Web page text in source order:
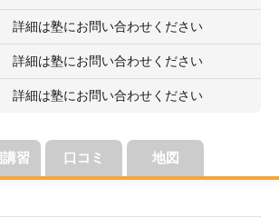
詳細は塾にお問い合わせください
詳細は塾にお問い合わせください
詳細は塾にお問い合わせください
習 口コミ 地図